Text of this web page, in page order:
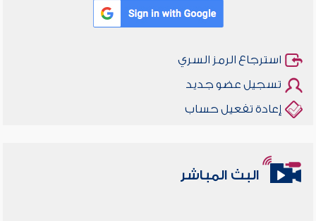
استرجاع الرمز السري
تسجيل عضو جديد
إعادة تفعيل حساب
البث المباشر